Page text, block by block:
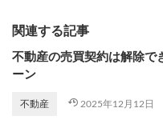
関連する記事
不動産の売買契約は解除で
ーン
不動産 2025年12月12日